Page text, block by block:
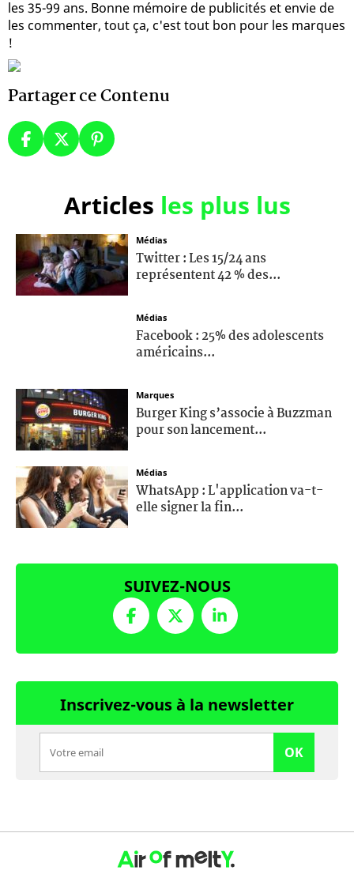
les 35-99 ans. Bonne mémoire de publicités et envie de
les commenter, tout ça, c'est tout bon pour les marques
!
Partager ce Contenu
Articles les plus lus
Médias
Twitter : Les 15/24 ans
représentent 42 % des...
Médias
Facebook : 25% des adolescents
américains...
Marques
Burger King s’associe à Buzzman
pour son lancement...
Médias
WhatsApp : L'application va-t-
elle signer la fin...
SUIVEZ-NOUS
Inscrivez-vous à la newsletter
OK